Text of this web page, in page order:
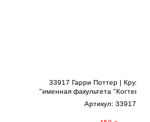
33917 Гарри Поттер | Кружка
"именная факультета
Артикул: 33917